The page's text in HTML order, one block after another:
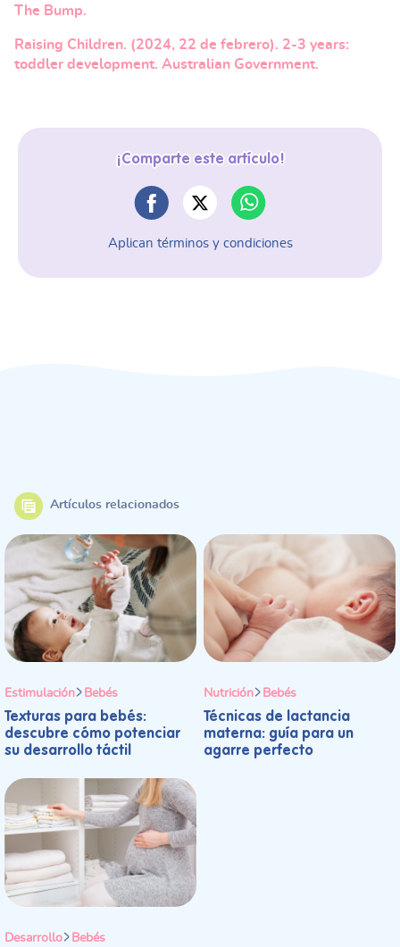
The Bump.
Raising Children. (2024, 22 de febrero). 2-3 years:
toddler development. Australian Government.
¡Comparte este artículo!
Aplican términos y condiciones
Artículos relacionados
Estimulación Bebés
Texturas para bebés:
descubre cómo potenciar
su desarrollo táctil
Nutrición Bebés
Técnicas de lactancia
materna: guía para un
agarre perfecto
Desarrollo Bebés